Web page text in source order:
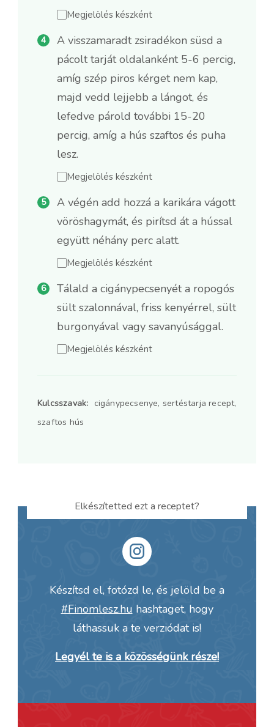
Megjelölés készként
A visszamaradt zsiradékon süsd a
pácolt tarját oldalanként 5-6 percig,
amíg szép piros kérget nem kap,
majd vedd lejjebb a lángot, és
lefedve párold további 15-20
percig, amíg a hús szaftos és puha
lesz.
Megjelölés készként
A végén add hozzá a karikára vágott
vöröshagymát, és pirítsd át a hússal
együtt néhány perc alatt.
Megjelölés készként
Tálald a cigánypecsenyét a ropogós
sült szalonnával, friss kenyérrel, sült
burgonyával vagy savanyúsággal.
Megjelölés készként
Kulcsszavak: cigánypecsenye, sertéstarja recept,
szaftos hús
Elkészítetted ezt a receptet?
Készítsd el, fotózd le, és jelöld be a
#Finomlesz.hu hashtaget, hogy
láthassuk a te verziódat is!
Legyél te is a közösségünk része!